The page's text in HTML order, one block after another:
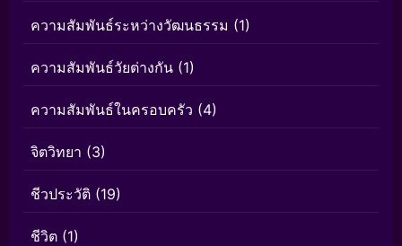
ความสัมพันธ์ระหว่างวัฒนธรรม (1)
ความสัมพันธ์วัยต่างกัน (1)
ความสัมพันธ์ในครอบครัว (4)
จิตวิทยา (3)
ชีวประวัติ (19)
ชีวิต (1)